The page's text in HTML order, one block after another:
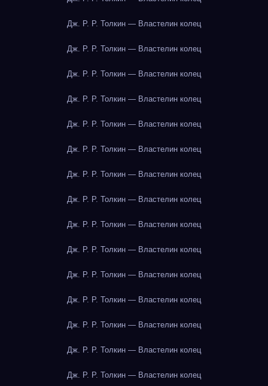
Дж. Р. Р. Толкин — Властелин колец
Дж. Р. Р. Толкин — Властелин колец
Дж. Р. Р. Толкин — Властелин колец
Дж. Р. Р. Толкин — Властелин колец
Дж. Р. Р. Толкин — Властелин колец
Дж. Р. Р. Толкин — Властелин колец
Дж. Р. Р. Толкин — Властелин колец
Дж. Р. Р. Толкин — Властелин колец
Дж. Р. Р. Толкин — Властелин колец
Дж. Р. Р. Толкин — Властелин колец
Дж. Р. Р. Толкин — Властелин колец
Дж. Р. Р. Толкин — Властелин колец
Дж. Р. Р. Толкин — Властелин колец
Дж. Р. Р. Толкин — Властелин колец
Дж. Р. Р. Толкин — Властелин колец